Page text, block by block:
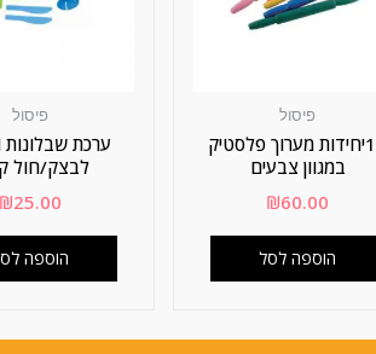
פיסול
ערכת שבלונות
לבצק/חול
₪25.00
הוספה
פיסול
10יחידות מערוך פלסטיק
במגוון צבעים
₪60.00
הוספה לסל